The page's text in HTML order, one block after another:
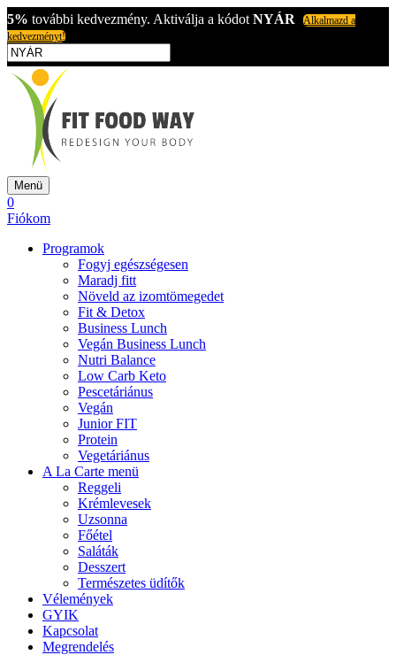
5% további kedvezmény. Aktiválja a kódot NYÁR
Alkalmazd a
kedvezményt!
Menü
0
Fiókom
Programok
Fogyj egészségesen
Maradj fitt
Növeld az izomtömegedet
Fit & Detox
Business Lunch
Vegán Business Lunch
Nutri Balance
Low Carb Keto
Pescetáriánus
Vegán
Junior FIT
Protein
Vegetáriánus
A La Carte menü
Reggeli
Krémlevesek
Uzsonna
Főétel
Saláták
Desszert
Természetes üdítők
Vélemények
GYIK
Kapcsolat
Megrendelés